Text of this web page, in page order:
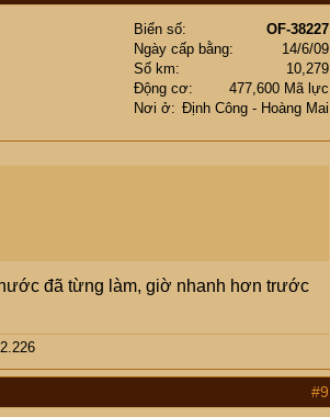
Biển số
OF-38227
Ngày cấp bằng
14/6/09
Số km
10,279
Động cơ
477,600 Mã lực
Nơi ở
Định Công - Hoàng Mai
đã từng làm, giờ nhanh hơn trước
#9